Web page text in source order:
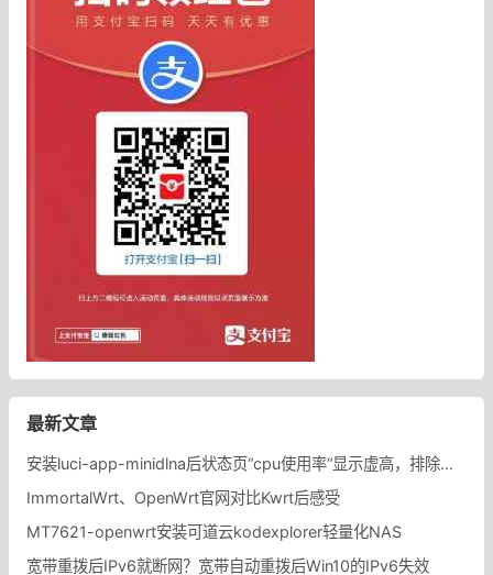
最新文章
安装luci-app-minidlna后状态页“cpu使用率“显示虚高，排除过程记录。
ImmortalWrt、OpenWrt官网对比Kwrt后感受
MT7621-openwrt安装可道云kodexplorer轻量化NAS
宽带重拨后IPv6就断网？宽带自动重拨后Win10的IPv6失效